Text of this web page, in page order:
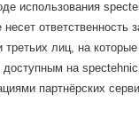
использования
ответственность
лиц, на
доступным на
партнёрских